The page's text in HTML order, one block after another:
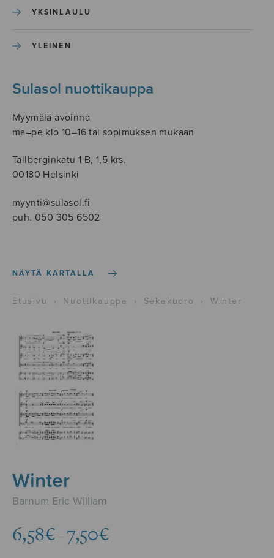
YKSINLAULU
YLEINEN
Sulasol nuottikauppa
Myymälä avoinna
ma–pe klo 10–16 tai sopimuksen mukaan
Tallberginkatu 1 B, 1,5 krs.
00180 Helsinki
myynti@sulasol.fi
puh. 050 305 6502
NÄYTÄ KARTALLA
Etusivu › Nuottikauppa › Sekakuoro › Winter
Winter
Barnum Eric William
6,58€ – 7,50€